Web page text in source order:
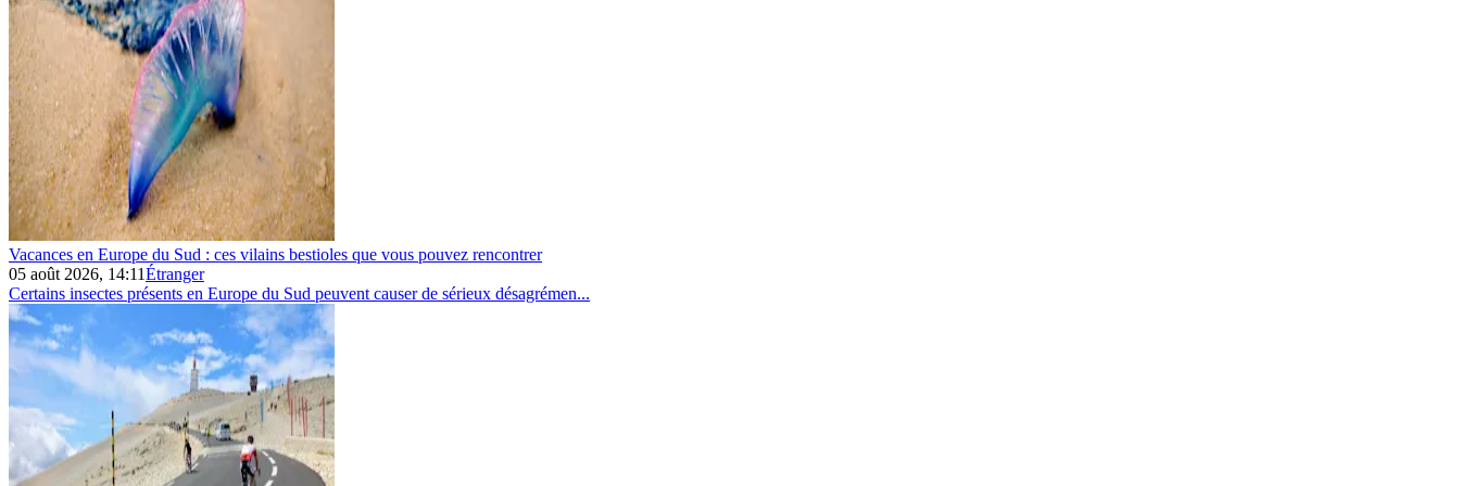
Vacances en Europe du Sud : ces vilains bestioles que vous pouvez rencontrer
05 août 2026, 14:11Étranger
Certains insectes présents en Europe du Sud peuvent causer de sérieux désagrémen...